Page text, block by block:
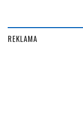
REKLAMA